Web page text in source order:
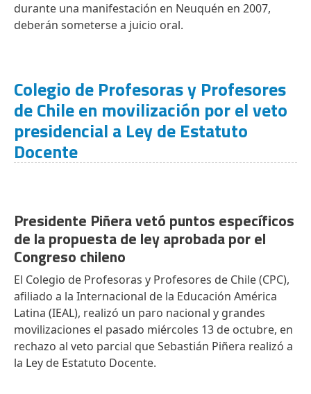
durante una manifestación en Neuquén en 2007,
deberán someterse a juicio oral.
Colegio de Profesoras y Profesores
de Chile en movilización por el veto
presidencial a Ley de Estatuto
Docente
Presidente Piñera vetó puntos específicos
de la propuesta de ley aprobada por el
Congreso chileno
El Colegio de Profesoras y Profesores de Chile (CPC),
afiliado a la Internacional de la Educación América
Latina (IEAL), realizó un paro nacional y grandes
movilizaciones el pasado miércoles 13 de octubre, en
rechazo al veto parcial que Sebastián Piñera realizó a
la Ley de Estatuto Docente.